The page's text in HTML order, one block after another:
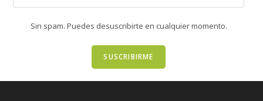
Sin spam. Puedes desuscribirte en cualquier momento.